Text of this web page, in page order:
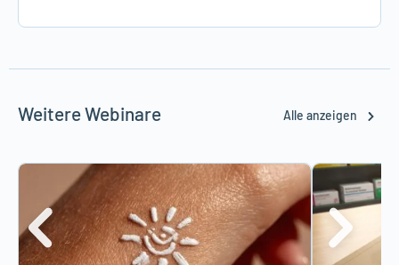
Weitere Webinare Alle anzeigen